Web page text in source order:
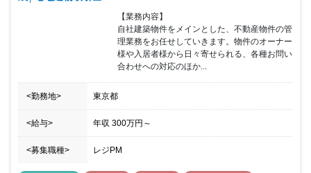
【業務内容】
自社建築物件をメインとした、不動産物件の管
理業務をお任せしていきます。物件のオーナー
様や入居者様から日々寄せられる、各種お問い
合わせへの対応のほか...
<勤務地> 東京都
<給与> 年収 300万円 ～
<募集職種> レジPM